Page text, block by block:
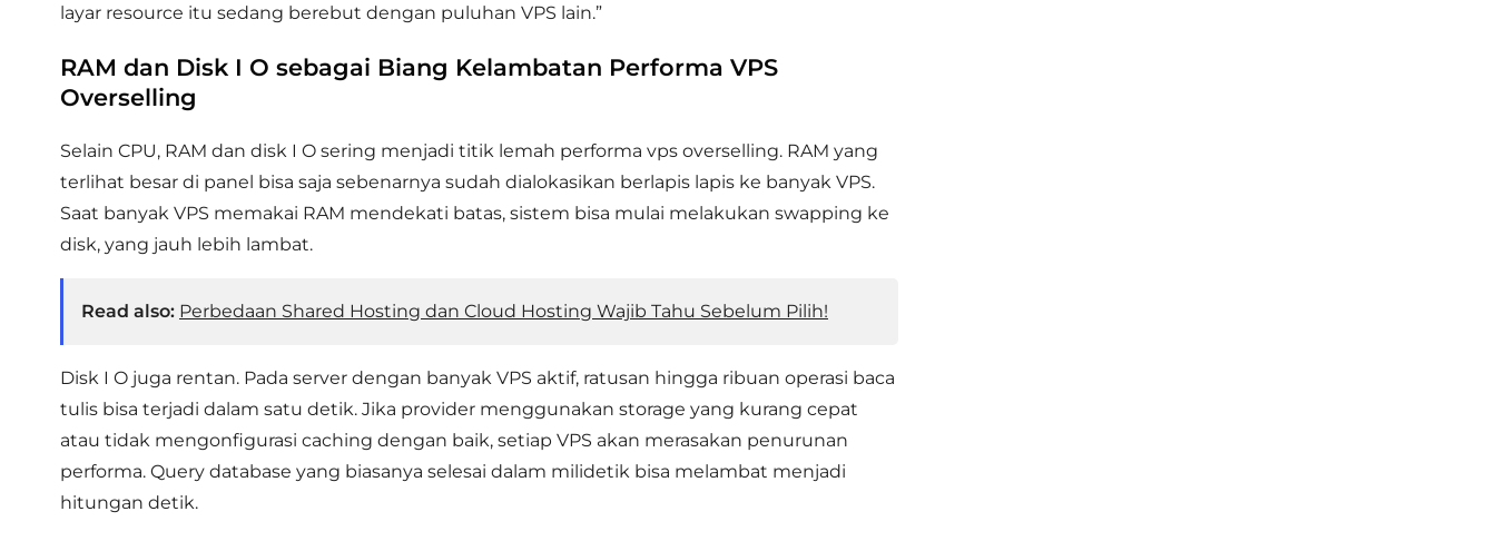
layar resource itu sedang berebut dengan puluhan VPS lain.”
RAM dan Disk I O sebagai Biang Kelambatan Performa VPS
Overselling
Selain CPU, RAM dan disk I O sering menjadi titik lemah performa vps overselling. RAM yang
terlihat besar di panel bisa saja sebenarnya sudah dialokasikan berlapis lapis ke banyak VPS.
Saat banyak VPS memakai RAM mendekati batas, sistem bisa mulai melakukan swapping ke
disk, yang jauh lebih lambat.
Read also: Perbedaan Shared Hosting dan Cloud Hosting Wajib Tahu Sebelum Pilih!
Disk I O juga rentan. Pada server dengan banyak VPS aktif, ratusan hingga ribuan operasi baca
tulis bisa terjadi dalam satu detik. Jika provider menggunakan storage yang kurang cepat
atau tidak mengonfigurasi caching dengan baik, setiap VPS akan merasakan penurunan
performa. Query database yang biasanya selesai dalam milidetik bisa melambat menjadi
hitungan detik.